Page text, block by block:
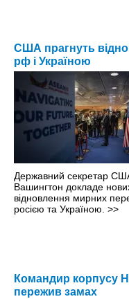
США прагнуть
рф і Україною
Державний секретар
Вашингтон докладе
відновлення мирних
росією та Україною. >>
Командир корпусу
пережив замах